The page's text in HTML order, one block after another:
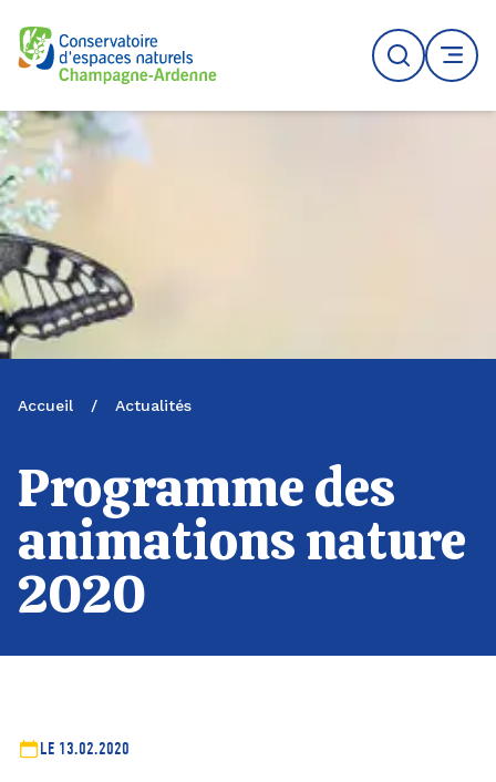
Logo du CENCA
Recherche
MENU
Accueil / Actualités
Programme des
animations nature
2020
LE 13.02.2020